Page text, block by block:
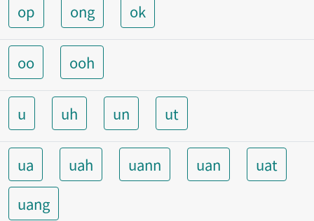
op
ong ok
oo ooh
u uh un ut
ua uah uann uan
uat
uang